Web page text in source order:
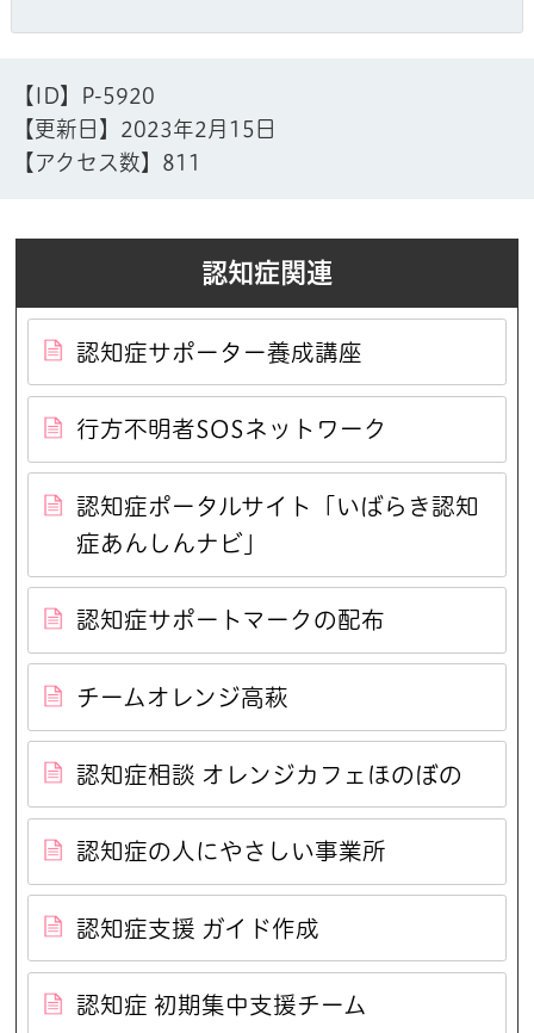
【ID】
P-5920
【更新日】 2023年2月15日
【アクセス数】 811
認知症関連
認知症サポーター養成講座
行方不明者SOSネットワーク
認知症ポータルサイト「いばらき認知
症あんしんナビ」
認知症サポートマークの配布
チームオレンジ高萩
認知症相談 オレンジカフェほのぼの
認知症の人にやさしい事業所
認知症支援 ガイド作成
認知症 初期集中支援チーム